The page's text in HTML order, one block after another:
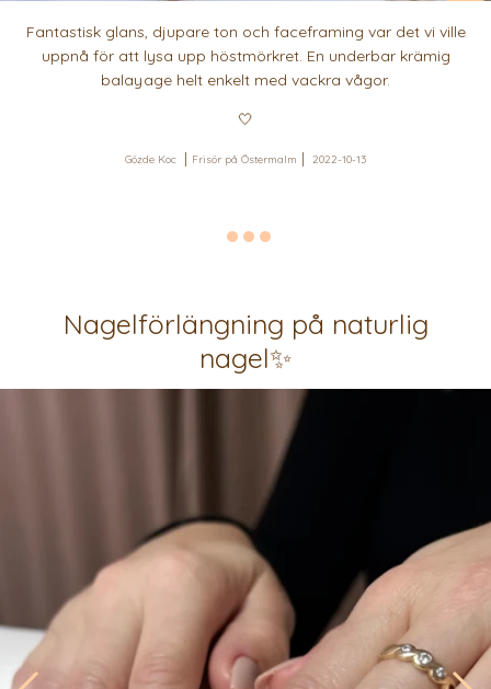
Fantastisk glans, djupare ton och faceframing var det vi ville
uppnå för att lysa upp höstmörkret. En underbar krämig
balayage helt enkelt med vackra vågor.
🤍
Gözde Koc Frisör på Östermalm 2022-10-13
Nagelförlängning på naturlig
nagel✨